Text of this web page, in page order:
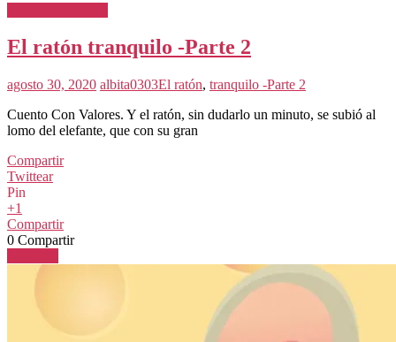
El ratón tranquilo -Parte 2
agosto 30, 2020 albita0303El ratón, tranquilo -Parte 2
Cuento Con Valores. Y el ratón, sin dudarlo un minuto, se subió al
lomo del elefante, que con su gran
Compartir
Twittear
Pin
+1
Compartir
0 Compartir